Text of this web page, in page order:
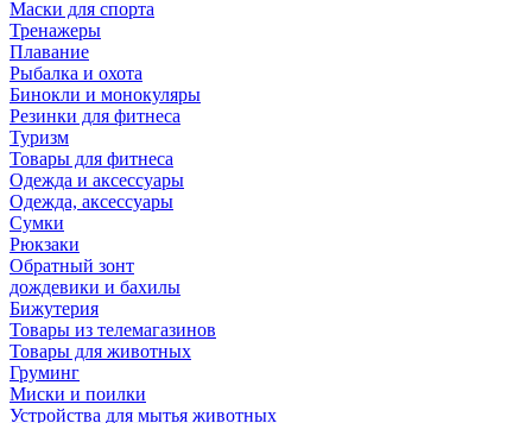
Маски для спорта
Тренажеры
Плавание
Рыбалка и охота
Бинокли и монокуляры
Резинки для фитнеса
Туризм
Товары для фитнеса
Одежда и аксессуары
Одежда, аксессуары
Сумки
Рюкзаки
Обратный зонт
дождевики и бахилы
Бижутерия
Товары из телемагазинов
Товары для животных
Груминг
Миски и поилки
Устройства для мытья животных